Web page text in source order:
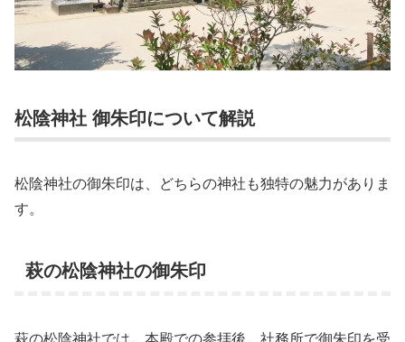
松陰神社 御朱印について解説
松陰神社の御朱印は、どちらの神社も独特の魅力がありま
す。
萩の松陰神社の御朱印
萩の松陰神社では、本殿での参拝後、社務所で御朱印を受